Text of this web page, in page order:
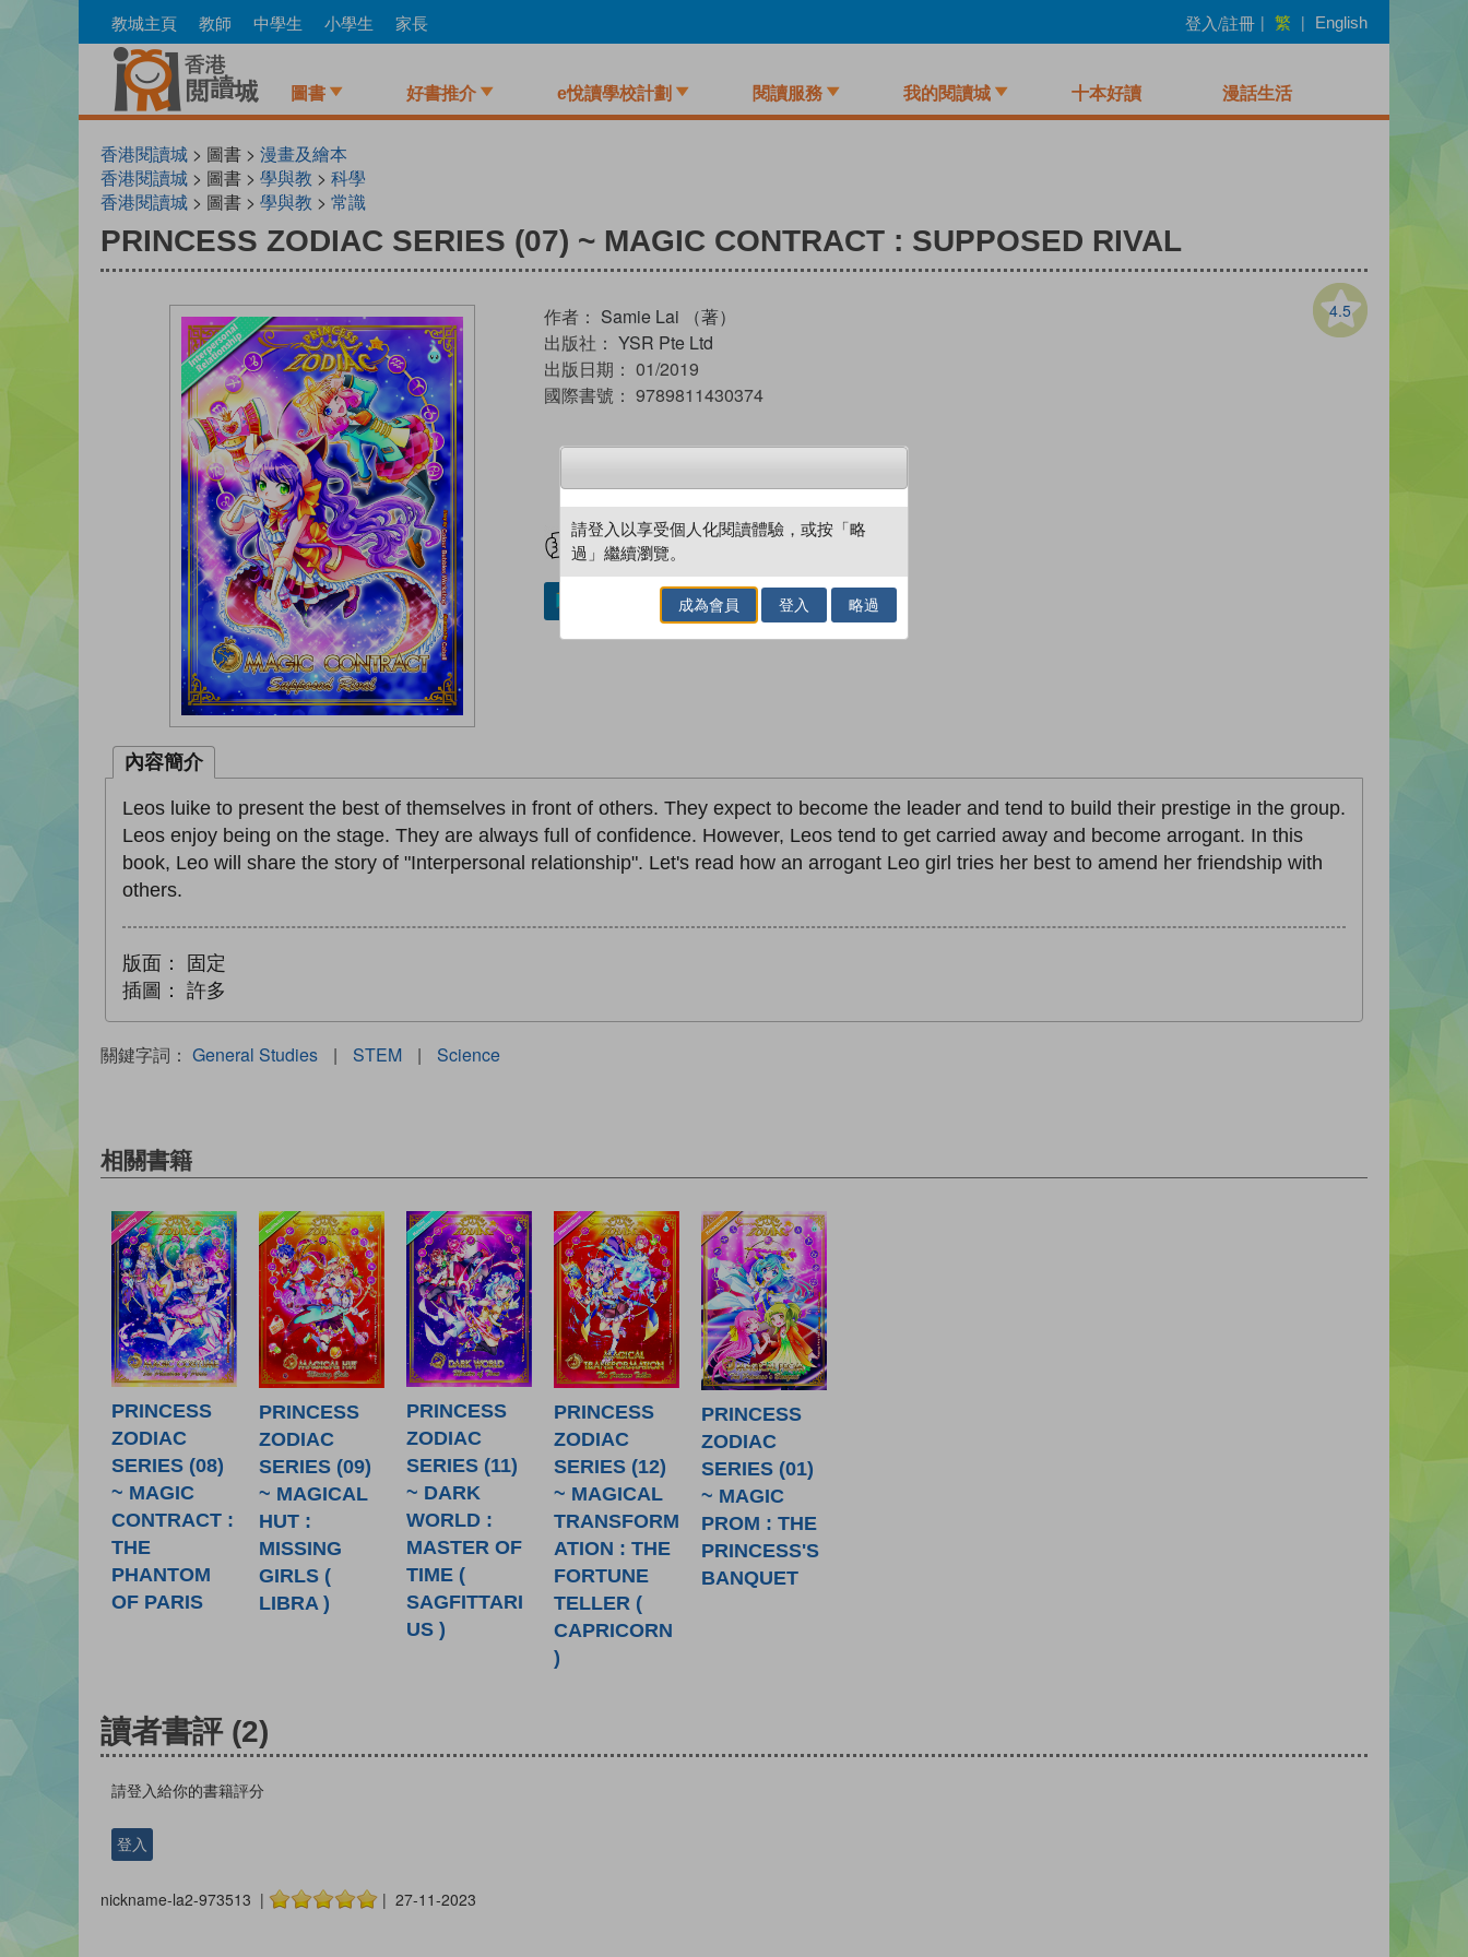
to
教城主頁 教師 中學生 小學生 家長 登入/註冊 | 繁 | English
圖書 好書推介 e悅讀學校計劃 閱讀服務 我的閱讀城 十本好讀 漫話生活
香港閱讀城 > 圖書 > 漫畫及繪本
香港閱讀城 > 圖書 > 學與教 > 科學
香港閱讀城 > 圖書 > 學與教 > 常識
PRINCESS ZODIAC SERIES (07) ~ MAGIC CONTRACT : SUPPOSED RIVAL
4.5
作者： Samie Lai （著）
出版社： YSR Pte Ltd
出版日期： 01/2019
國際書號： 9789811430374
試閲 加入閱讀紀錄
加入／閱讀電子書
內容簡介
Leos luike to present the best of themselves in front of others. They expect to become the leader and tend to build their prestige in the group.
Leos enjoy being on the stage. They are always full of confidence. However, Leos tend to get carried away and become arrogant. In this
book, Leo will share the story of "Interpersonal relationship". Let's read how an arrogant Leo girl tries her best to amend her friendship with
others.
版面：
固定
插圖：
許多
關鍵字詞： General Studies | STEM | Science
相關書籍
PRINCESS
ZODIAC
SERIES (08)
~ MAGIC
CONTRACT :
THE
PHANTOM
OF PARIS
PRINCESS
ZODIAC
SERIES (09)
~ MAGICAL
HUT :
MISSING
GIRLS (
LIBRA )
PRINCESS
ZODIAC
SERIES (11)
~ DARK
WORLD :
MASTER OF
TIME (
SAGFITTARI
US )
PRINCESS
ZODIAC
SERIES (12)
~ MAGICAL
TRANSFORM
ATION : THE
FORTUNE
TELLER (
CAPRICORN
)
PRINCESS
ZODIAC
SERIES (01)
~ MAGIC
PROM : THE
PRINCESS'S
BANQUET
讀者書評 (2)
請登入給你的書籍評分
登入
nickname-la2-973513 | | 27-11-2023
請登入以享受個人化閱讀體驗，或按「略
過」繼續瀏覽。
成為會員 登入 略過